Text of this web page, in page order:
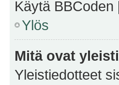
Käytä BBCoden
Ylös
Mitä ovat
Yleistiedotteet